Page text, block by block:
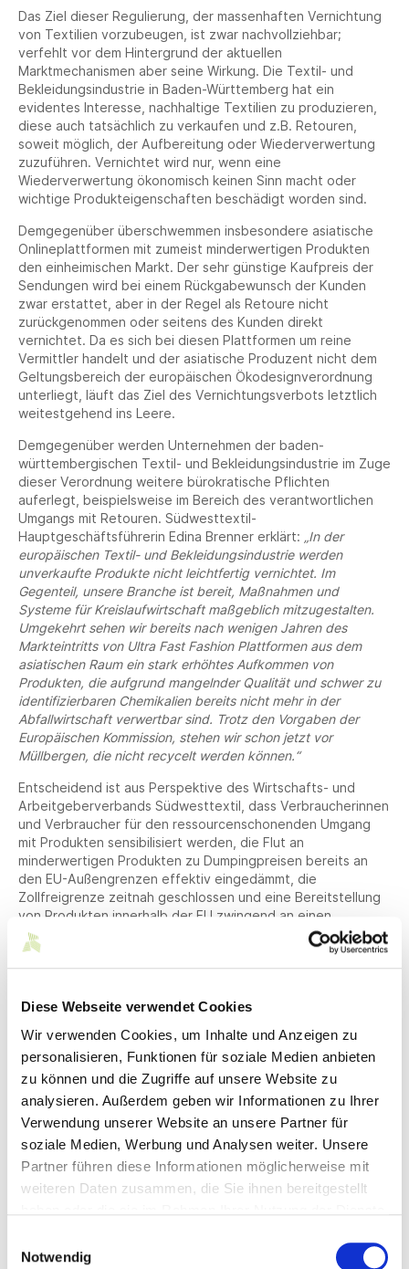
Diese Webseite verwendet Cookies
Wir verwenden Cookies, um Inhalte und Anzeigen zu
personalisieren, Funktionen für soziale Medien anbieten
zu können und die Zugriffe auf unsere Website zu
analysieren. Außerdem geben wir Informationen zu Ihrer
Verwendung unserer Website an unsere Partner für
soziale Medien, Werbung und Analysen weiter. Unsere
Partner führen diese Informationen möglicherweise mit
weiteren Daten zusammen, die Sie ihnen bereitgestellt
Notwendig
Das Ziel dieser Regulierung, der massenhaften Vernichtung
von Textilien vorzubeugen, ist zwar nachvollziehbar;
verfehlt vor dem Hintergrund der aktuellen
Marktmechanismen aber seine Wirkung. Die Textil- und
Bekleidungsindustrie in Baden-Württemberg hat ein
evidentes Interesse, nachhaltige Textilien zu produzieren,
diese auch tatsächlich zu verkaufen und z.B. Retouren,
soweit möglich, der Aufbereitung oder Wiederverwertung
zuzuführen. Vernichtet wird nur, wenn eine
Wiederverwertung ökonomisch keinen Sinn macht oder
wichtige Produkteigenschaften beschädigt worden sind.
Demgegenüber überschwemmen insbesondere asiatische
Onlineplattformen mit zumeist minderwertigen Produkten
den einheimischen Markt. Der sehr günstige Kaufpreis der
Sendungen wird bei einem Rückgabewunsch der Kunden
zwar erstattet, aber in der Regel als Retoure nicht
zurückgenommen oder seitens des Kunden direkt
vernichtet. Da es sich bei diesen Plattformen um reine
Vermittler handelt und der asiatische Produzent nicht dem
Geltungsbereich der europäischen Ökodesignverordnung
unterliegt, läuft das Ziel des Vernichtungsverbots letztlich
weitestgehend ins Leere.
Demgegenüber werden Unternehmen der baden-
württembergischen Textil- und Bekleidungsindustrie im Zuge
dieser Verordnung weitere bürokratische Pflichten
auferlegt, beispielsweise im Bereich des verantwortlichen
Umgangs mit Retouren. Südwesttextil-
Hauptgeschäftsführerin Edina Brenner erklärt: „In der
europäischen Textil- und Bekleidungsindustrie werden
unverkaufte Produkte nicht leichtfertig vernichtet. Im
Gegenteil, unsere Branche ist bereit, Maßnahmen und
Systeme für Kreislaufwirtschaft maßgeblich mitzugestalten.
Umgekehrt sehen wir bereits nach wenigen Jahren des
Markteintritts von Ultra Fast Fashion Plattformen aus dem
asiatischen Raum ein stark erhöhtes Aufkommen von
Produkten, die aufgrund mangelnder Qualität und schwer zu
identifizierbaren Chemikalien bereits nicht mehr in der
Abfallwirtschaft verwertbar sind. Trotz den Vorgaben der
Europäischen Kommission, stehen wir schon jetzt vor
Müllbergen, die nicht recycelt werden können.“
Entscheidend ist aus Perspektive des Wirtschafts- und
Arbeitgeberverbands Südwesttextil, dass Verbraucherinnen
und Verbraucher für den ressourcenschonenden Umgang
mit Produkten sensibilisiert werden, die Flut an
minderwertigen Produkten zu Dumpingpreisen bereits an
den EU-Außengrenzen effektiv eingedämmt, die
Zollfreigrenze zeitnah geschlossen und eine Bereitstellung
von Produkten innerhalb der EU zwingend an einen
verantwortlichen Wirtschaftsakteur bzw. dessen
Bevollmächtigen gebunden ist, der bei möglichen Verstößen
finanziell greifbar ist.Die ausführliche Positionierung zu
finden.
Für das von der EU geplante Vernichtungsverbot
unverkaufter Konsumgüter sieht Südwesttextil den Bedarf,
dass die darin enthaltenen Regelungen verhältnismäßig
bleiben müssen. Im Fokus muss zuallererst stehen, ob die
Wiederaufbereitung wirtschaftlich ist. Ausnahmeregelungen
müssen erweitert werden für Produkte wie Hygieneartikel
oder Arbeits- und Schutzbekleidung, die nach
Beschädigung nicht wieder aufbereitet werden können.
Offenlegungs- und Dokumentationspflichten sollten zudem